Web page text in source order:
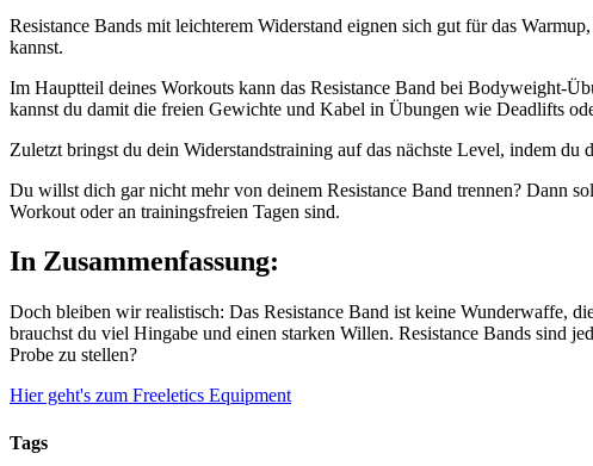
Resistance Bands mit leichterem Widerstand eignen sich gut für das
kannst.
Im Hauptteil deines Workouts kann das Resistance Band bei Bodyweight-
kannst du damit die freien Gewichte und Kabel in Übungen wie Deadlifts
Zuletzt bringst du dein Widerstandstraining auf das nächste Level, indem
Du willst dich gar nicht mehr von deinem Resistance Band trennen? Dann
Workout oder an trainingsfreien Tagen sind.
In Zusammenfassung:
Doch bleiben wir realistisch: Das Resistance Band ist keine Wunderwaffe,
brauchst du viel Hingabe und einen starken Willen. Resistance Bands sind
Probe zu stellen?
Hier geht's zum Freeletics Equipment
Tags